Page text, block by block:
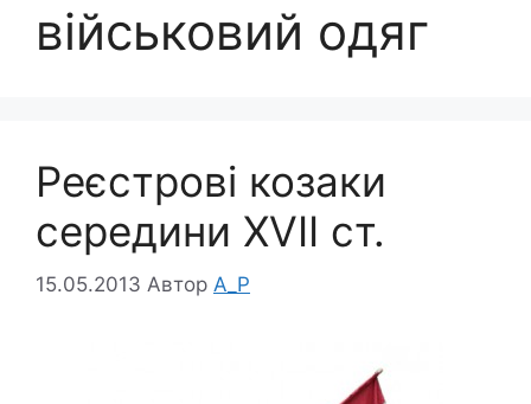
військовий одяг
Реєстрові козаки
середини XVII ст.
15.05.2013 Автор A_P